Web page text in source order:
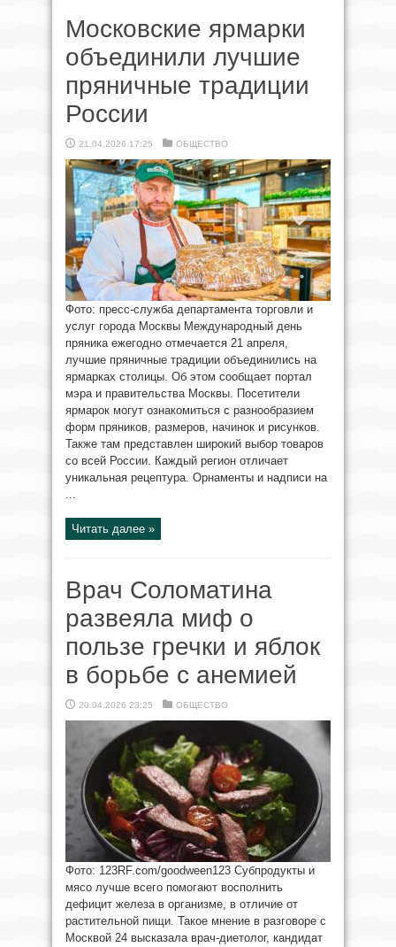
Московские ярмарки
объединили лучшие
пряничные традиции
России
21.04.2026 17:25 ОБЩЕСТВО
Фото: пресс-служба департамента торговли и
услуг города Москвы Международный день
пряника ежегодно отмечается 21 апреля,
лучшие пряничные традиции объединились на
ярмарках столицы. Об этом сообщает портал
мэра и правительства Москвы. Посетители
ярмарок могут ознакомиться с разнообразием
форм пряников, размеров, начинок и рисунков.
Также там представлен широкий выбор товаров
со всей России. Каждый регион отличает
уникальная рецептура. Орнаменты и надписи на
...
Читать далее »
Врач Соломатина
развеяла миф о
пользе гречки и яблок
в борьбе с анемией
20.04.2026 23:25 ОБЩЕСТВО
Фото: 123RF.com/goodween123 Субпродукты и
мясо лучше всего помогают восполнить
дефицит железа в организме, в отличие от
растительной пищи. Такое мнение в разговоре с
Москвой 24 высказала врач-диетолог, кандидат